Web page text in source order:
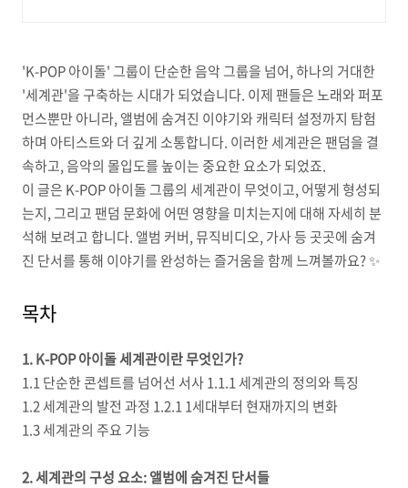
'K-POP 아이돌' 그룹이 단순한 음악 그룹을 넘어, 하나의 거대한
'세계관'을 구축하는 시대가 되었습니다. 이제 팬들은 노래와 퍼포
먼스뿐만 아니라, 앨범에 숨겨진 이야기와 캐릭터 설정까지 탐험
하며 아티스트와 더 깊게 소통합니다. 이러한 세계관은 팬덤을 결
속하고, 음악의 몰입도를 높이는 중요한 요소가 되었죠.
이 글은 K-POP 아이돌 그룹의 세계관이 무엇이고, 어떻게 형성되
는지, 그리고 팬덤 문화에 어떤 영향을 미치는지에 대해 자세히 분
석해 보려고 합니다. 앨범 커버, 뮤직비디오, 가사 등 곳곳에 숨겨
진 단서를 통해 이야기를 완성하는 즐거움을 함께 느껴볼까요? ✨
목차
1. K-POP 아이돌 세계관이란 무엇인가?
1.1 단순한 콘셉트를 넘어선 서사 1.1.1 세계관의 정의와 특징
1.2 세계관의 발전 과정 1.2.1 1세대부터 현재까지의 변화
1.3 세계관의 주요 기능
2. 세계관의 구성 요소: 앨범에 숨겨진 단서들